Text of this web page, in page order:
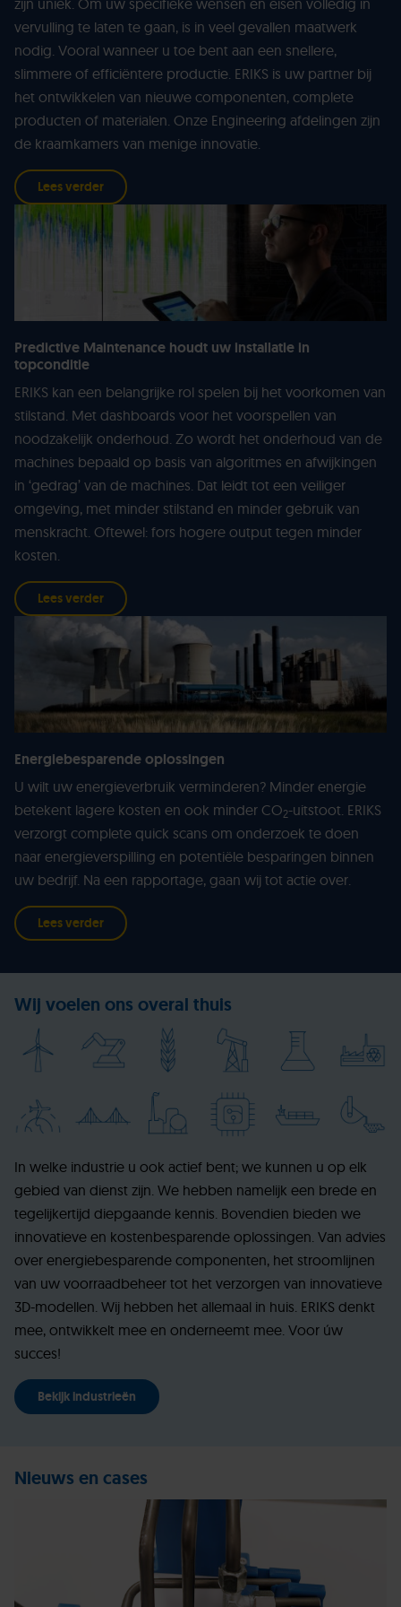
vervulling te laten te gaan, is in veel gevallen maatwerk
nodig. Vooral wanneer u toe bent aan een snellere,
slimmere of efficiëntere productie. ERIKS is uw partner bij
het ontwikkelen van nieuwe componenten, complete
producten of materialen. Onze Engineering afdelingen zijn
de kraamkamers van menige innovatie.
Lees verder
Predictive Maintenance houdt uw installatie in
topconditie
ERIKS kan een belangrijke rol spelen bij het voorkomen van
stilstand. Met dashboards voor het voorspellen van
noodzakelijk onderhoud. Zo wordt het onderhoud van de
machines bepaald op basis van algoritmes en afwijkingen
in ‘gedrag’ van de machines. Dat leidt tot een veiliger
omgeving, met minder stilstand en minder gebruik van
menskracht. Oftewel: fors hogere output tegen minder
kosten.
Lees verder
Energiebesparende oplossingen
U wilt uw energieverbruik verminderen? Minder energie
betekent lagere kosten en ook minder CO2-uitstoot. ERIKS
verzorgt complete quick scans om onderzoek te doen
naar energieverspilling en potentiële besparingen binnen
uw bedrijf. Na een rapportage, gaan wij tot actie over.
Lees verder
Wij voelen ons overal thuis
In welke industrie u ook actief bent; we kunnen u op elk
gebied van dienst zijn. We hebben namelijk een brede en
tegelijkertijd diepgaande kennis. Bovendien bieden we
innovatieve en kostenbesparende oplossingen. Van advies
over energiebesparende componenten, het stroomlijnen
van uw voorraadbeheer tot het verzorgen van innovatieve
3D-modellen. Wij hebben het allemaal in huis. ERIKS denkt
mee, ontwikkelt mee en onderneemt mee. Voor úw
succes!
Bekijk industrieën
Nieuws en cases